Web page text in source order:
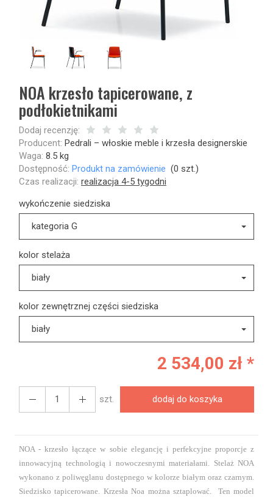
NOA krzesło tapicerowane, z
podłokietnikami
Dodaj recenzję:
Producent: Pedrali – włoskie meble i krzesła designerskie
Waga: 8.5 kg
Dostępność: Produkt na zamówienie (0 szt.)
Czas realizacji: realizacja 4-5 tygodni
wykończenie siedziska
kategoria G
kolor stelaża
biały
kolor zewnętrznej części siedziska
biały
2 534,00 zł *
szt. dodaj do koszyka
NOA - krzesło łączące w sobie elegancję i perfekcyjne proporcje z
innowacyjną technologią i nowoczesnymi materiałami. Stelaż NOA
wykonano z poliwęglanu dostępnego w kolorze białym oraz czarnym.
Siedzisko tapicerowane. Krzesła Noa można sztaplować. Ten model